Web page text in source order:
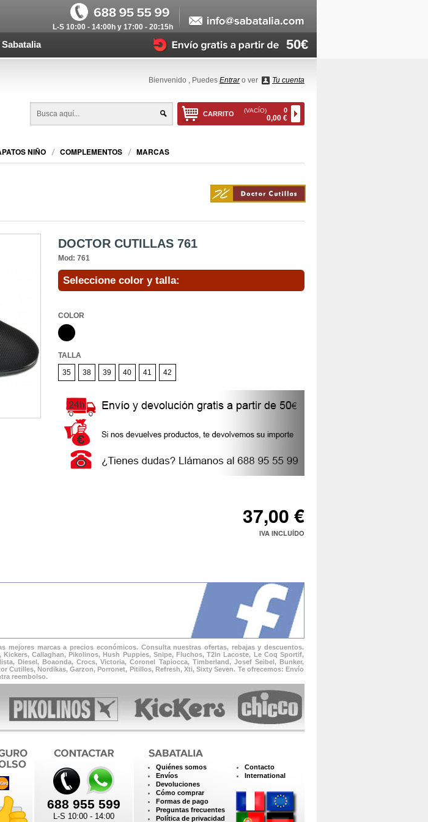
L-S 10:00 - 14:00h y 17:00 - 20:15h
50€
Bienvenido , Puedes Entraro ver Tu cuenta
CARRITO (VACÍO) 0
0,00 €
NIÑO COMPLEMENTOS MARCAS
DOCTOR CUTILLAS 761
Mod: 761
Seleccione color y talla:
COLOR
TALLA
35
38 39 40 41 42
37,00 €
IVA INCLUÍDO
mejores marcas a precios económicos. Consulta nuestras ofertas, rebajas y descuentos.
Callaghan, Pikolinos, Hush Puppies, Snipe, Fluchos, T2in Lacoste, Le Coq Sportif,
Diesel, Boaonda, Crocs, Victoria, Coronel Tapiocca, Timberland, Josef Seibel, Bunker,
Cutilles, Nordikas, Garzon, Porronet, Pitillos, Refresh, Xti, Sixty Seven. Te ofrecemos: Envío
reembolso.
688 955 599
L-S 10:00 - 14:00
Quiénes somos
Envíos
Devoluciones
Cómo comprar
Formas de pago
Preguntas frecuentes
Política de privacidad
Contacto
International